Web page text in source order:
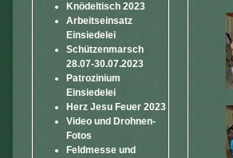
Knödeltisch 2023
Arbeitseinsatz
Einsiedelei
Schützenmarsch
28.07-30.07.2023
Patrozinium
Einsiedelei
Herz Jesu Feuer 2023
Video und Drohnen-
Fotos
Feldmesse und